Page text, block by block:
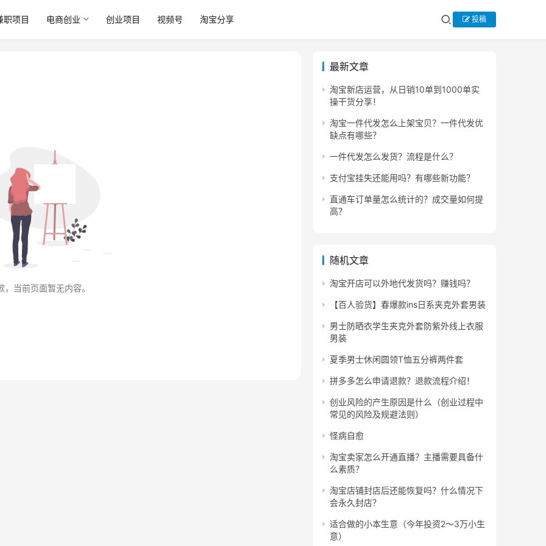
职项目 电商创业 创业项目 视频号 淘宝分享 投稿
，当前页面暂无内容。
最新文章
淘宝新店运营，从日销10单到1000单实
操干货分享！
淘宝一件代发怎么上架宝贝？一件代发优
缺点有哪些？
一件代发怎么发货？流程是什么？
支付宝挂失还能用吗？有哪些新功能？
直通车订单量怎么统计的？成交量如何提
高？
随机文章
淘宝开店可以外地代发货吗？赚钱吗？
【百人验货】春爆款ins日系夹克外套男装
男士防晒衣学生夹克外套防紫外线上衣服
男装
夏季男士休闲圆领T恤五分裤两件套
拼多多怎么申请退款？退款流程介绍！
创业风险的产生原因是什么（创业过程中
常见的风险及规避法则）
怪病自愈
淘宝卖家怎么开通直播？主播需要具备什
么素质？
淘宝店铺封店后还能恢复吗？什么情况下
会永久封店？
适合做的小本生意（今年投资2～3万小生
意）